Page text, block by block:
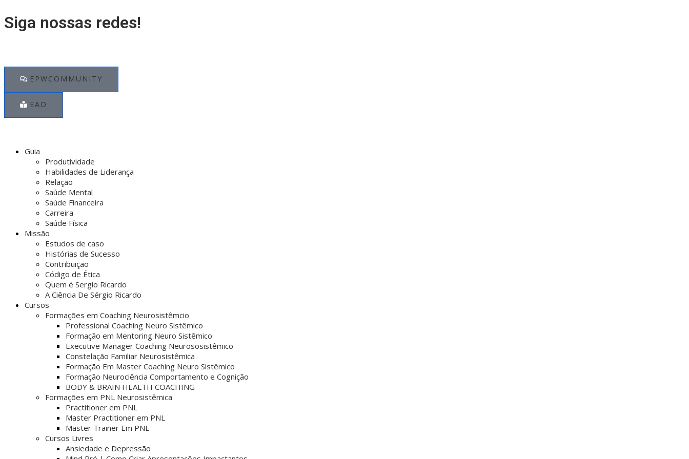
Siga nossas redes!
EPWCOMMUNITY
EAD
Guia
Produtividade
Habilidades de Liderança
Relação
Saúde Mental
Saúde Financeira
Carreira
Saúde Física
Missão
Estudos de caso
Histórias de Sucesso
Contribuição
Código de Ética
Quem é Sergio Ricardo
A Ciência De Sérgio Ricardo
Cursos
Formações em Coaching Neurosistêmcio
Professional Coaching Neuro Sistêmico
Formação em Mentoring Neuro Sistêmico
Executive Manager Coaching Neurososistêmico
Constelação Familiar Neurosistêmica
Formação Em Master Coaching Neuro Sistêmico
Formação Neurociência Comportamento e Cognição
BODY & BRAIN HEALTH COACHING
Formações em PNL Neurosistêmica
Practitioner em PNL
Master Practitioner em PNL
Master Trainer Em PNL
Cursos Livres
Ansiedade e Depressão